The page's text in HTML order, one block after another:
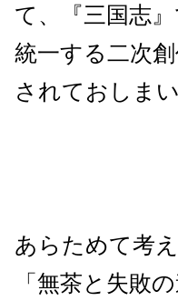
て、『三国志
統一する二次
されておしま
あらためて考
「無茶と失敗